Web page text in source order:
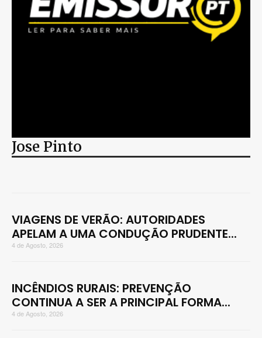
Jose Pinto
VIAGENS DE VERÃO: AUTORIDADES
APELAM A UMA CONDUÇÃO PRUDENTE...
4 de Agosto, 2026
INCÊNDIOS RURAIS: PREVENÇÃO
CONTINUA A SER A PRINCIPAL FORMA...
4 de Agosto, 2026